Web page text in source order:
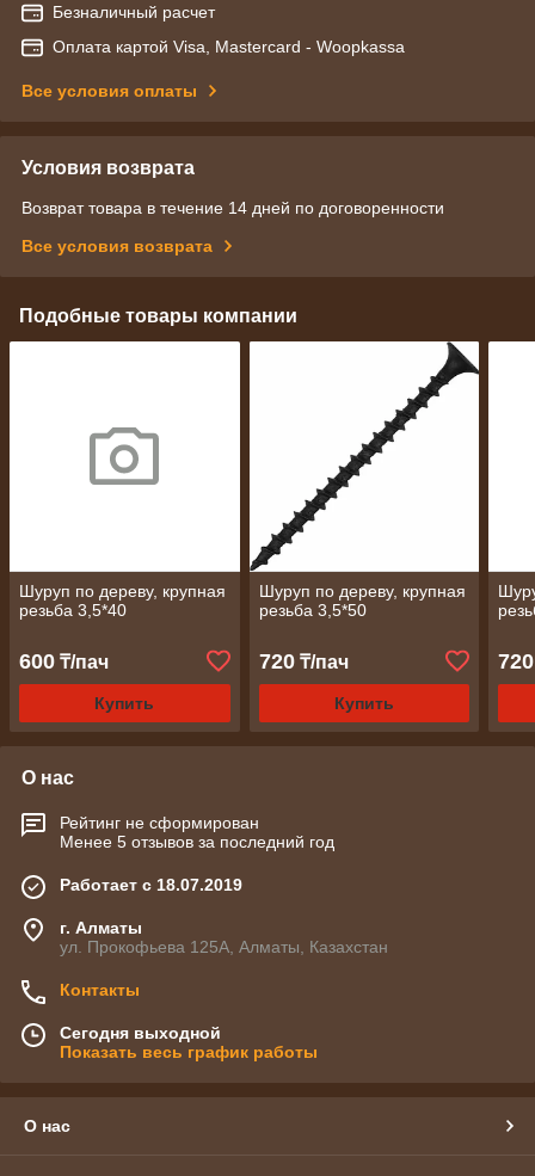
Безналичный расчет
Оплата картой Visa, Mastercard - Woopkassa
Все условия оплаты
Условия возврата
Возврат товара в течение 14 дней по договоренности
Все условия возврата
Подобные товары компании
Шуруп по дереву, крупная
резьба 3,5*40
600 ₸/пач
Купить
Шуруп по дереву, крупная
резьба 3,5*50
720₸/пач
Купить
720
О нас
Рейтинг не сформирован
Менее 5 отзывов за последний год
Работает с 18.07.2019
г. Алматы
ул. Прокофьева 125А, Алматы, Казахстан
Контакты
Сегодня выходной
Показать весь график работы
О нас